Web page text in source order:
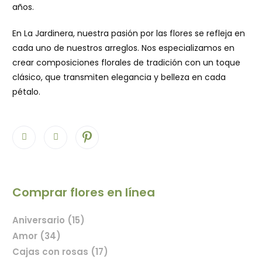
años.
En La Jardinera, nuestra pasión por las flores se refleja en
cada uno de nuestros arreglos. Nos especializamos en
crear composiciones florales de tradición con un toque
clásico, que transmiten elegancia y belleza en cada
pétalo.
Comprar flores en línea
Aniversario (15)
Amor (34)
Cajas con rosas (17)